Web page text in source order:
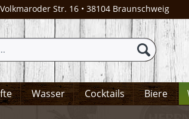
Str. 16 • 38104 Braunschweig
Wasser Cocktails Biere